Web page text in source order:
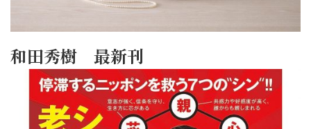
和田秀樹 最新刊